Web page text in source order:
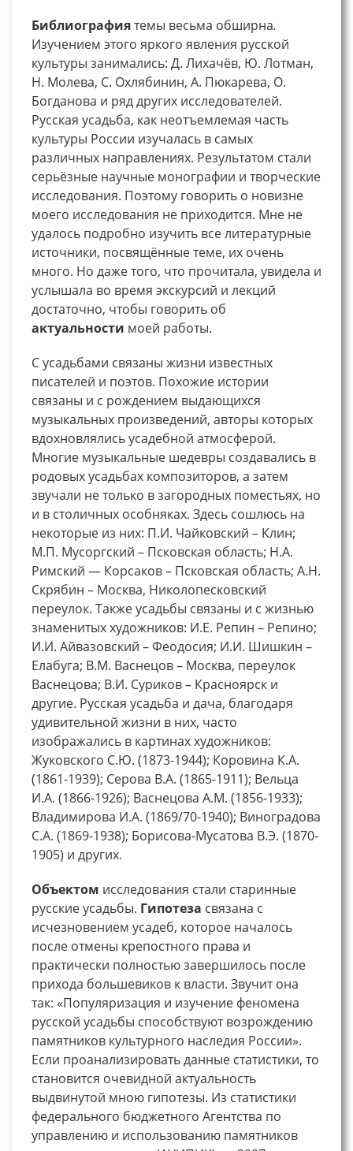
Библиографиятемы весьма обширна.
Изучением этого яркого явления русской
культуры занимались: Д. Лихачёв, Ю. Лотман,
Н. Молева, С. Охлябинин, А. Пюкарева, О.
Богданова и ряд других исследователей.
Русская усадьба, как неотъемлемая часть
культуры России изучалась в самых
различных направлениях. Результатом стали
серьёзные научные монографии и творческие
исследования. Поэтому говорить о новизне
моего исследования не приходится. Мне не
удалось подробно изучить все литературные
источники, посвящённые теме, их очень
много. Но даже того, что прочитала, увидела и
услышала во время экскурсий и лекций
достаточно, чтобы говорить об
актуальности моей работы.
С усадьбами связаны жизни известных
писателей и поэтов. Похожие истории
связаны и с рождением выдающихся
музыкальных произведений, авторы которых
вдохновлялись усадебной атмосферой.
Многие музыкальные шедевры создавались в
родовых усадьбах композиторов, а затем
звучали не только в загородных поместьях, но
и в столичных особняках. Здесь сошлюсь на
некоторые из них: П.И. Чайковский – Клин;
М.П. Мусоргский – Псковская область; Н.А.
Римский — Корсаков – Псковская область; А.Н.
Скрябин – Москва, Николопесковский
переулок. Также усадьбы связаны и с жизнью
знаменитых художников: И.Е. Репин – Репино;
И.И. Айвазовский – Феодосия; И.И. Шишкин –
Елабуга; В.М. Васнецов – Москва, переулок
Васнецова; В.И. Суриков – Красноярск и
другие. Русская усадьба и дача, благодаря
удивительной жизни в них, часто
изображались в картинах художников:
Жуковского С.Ю. (1873-1944); Коровина К.А.
(1861-1939); Серова В.А. (1865-1911); Вельца
И.А. (1866-1926); Васнецова А.М. (1856-1933);
Владимирова И.А. (1869/70-1940); Виноградова
С.А. (1869-1938); Борисова-Мусатова В.Э. (1870-
1905) и других.
Объектом исследования стали старинные
русские усадьбы. Гипотеза связана с
исчезновением усадеб, которое началось
после отмены крепостного права и
практически полностью завершилось после
прихода большевиков к власти. Звучит она
так: «Популяризация и изучение феномена
русской усадьбы способствуют возрождению
памятников культурного наследия России».
Если проанализировать данные статистики, то
становится очевидной актуальность
выдвинутой мною гипотезы. Из статистики
федерального бюджетного Агентства по
управлению и использованию памятников